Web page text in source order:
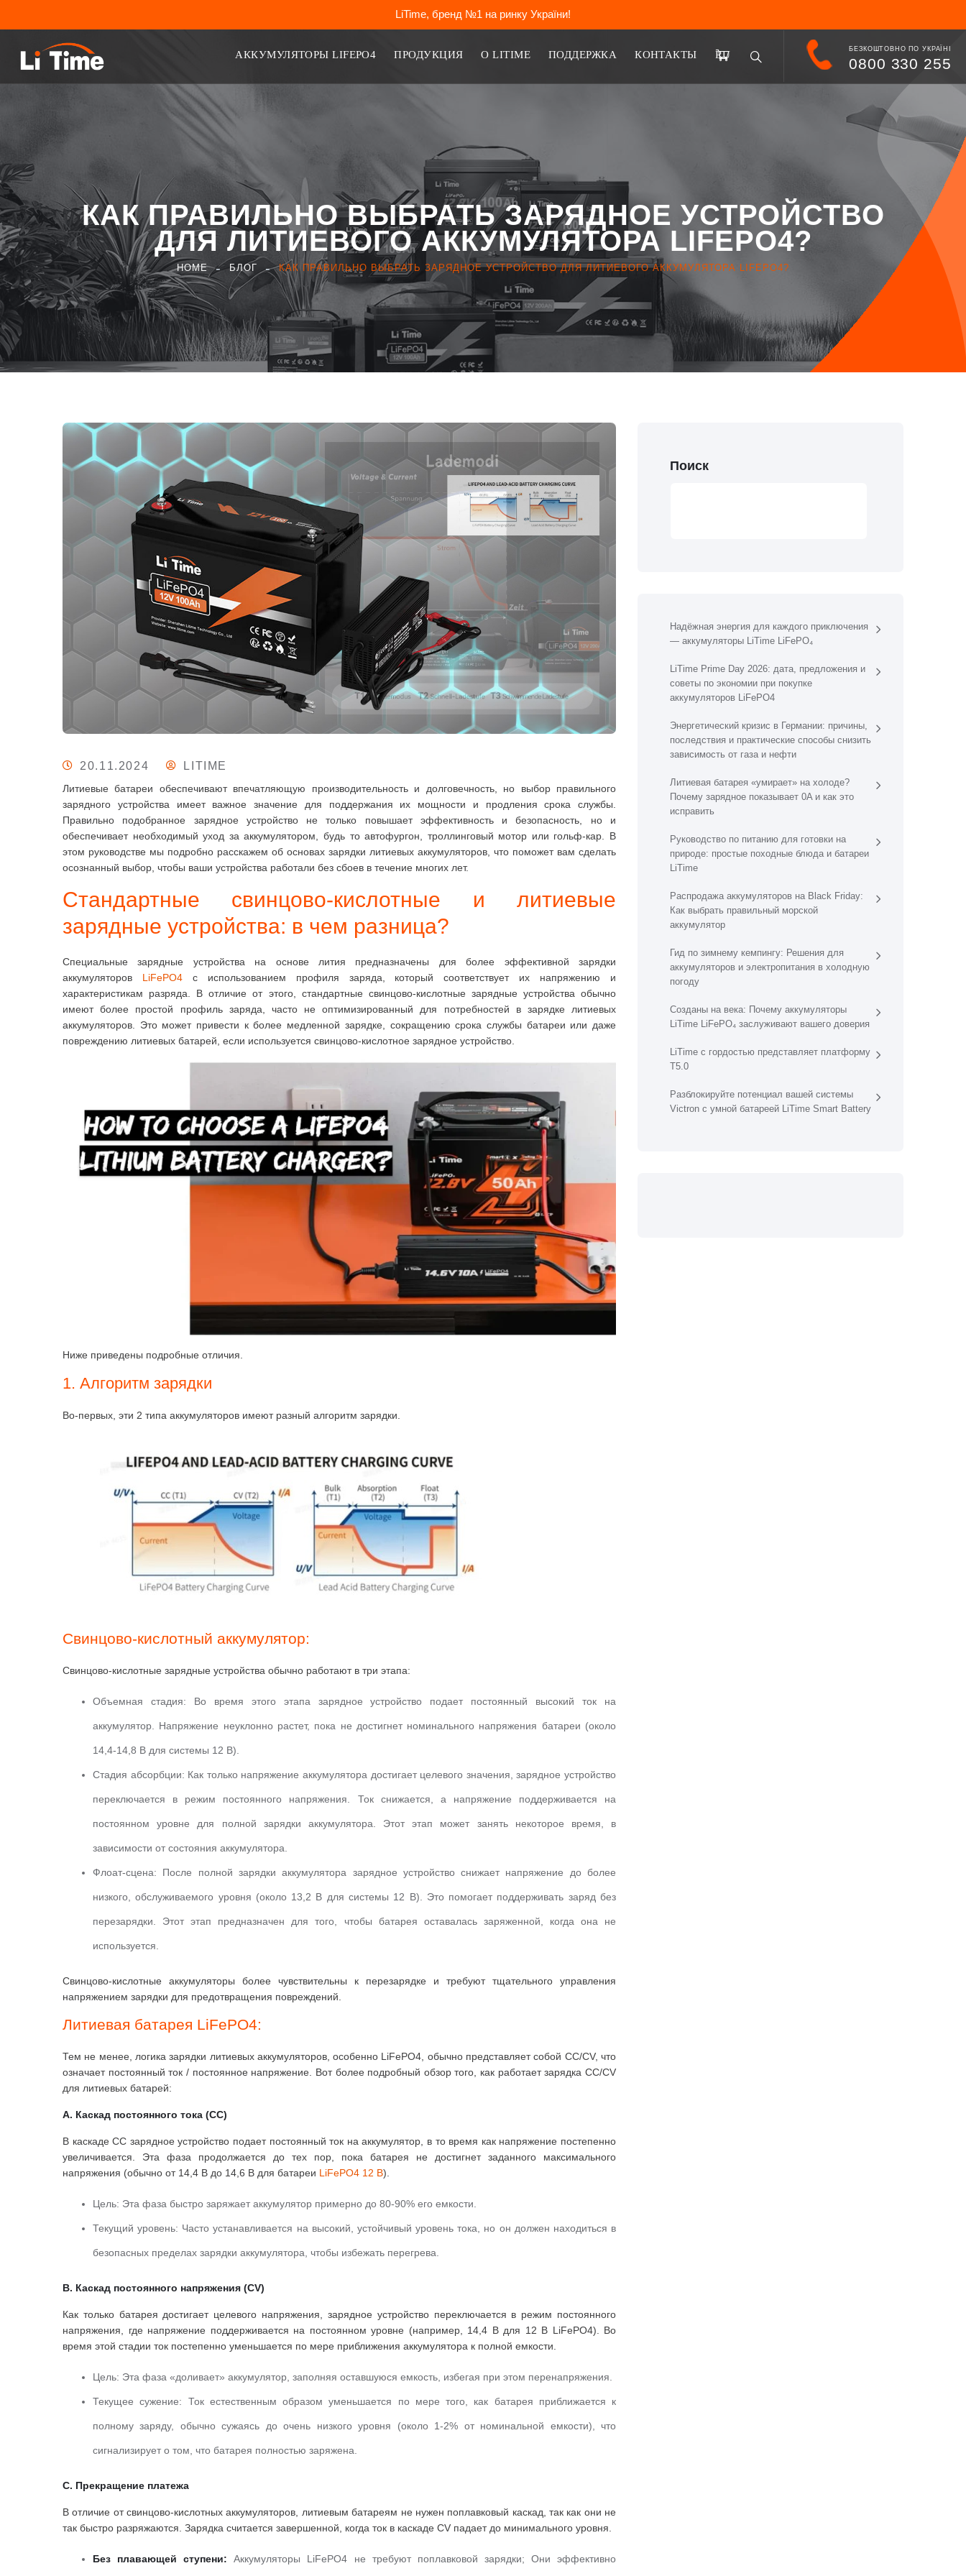
LiTime, бренд №1 на ринку України!
АККУМУЛЯТОРЫ LIFEPO4 ПРОДУКЦИЯ О LITIME ПОДДЕРЖКА КОНТАКТЫ RU БЕЗКОШТОВНО ПО УКРАЇНІ
0800 330 255
КАК ПРАВИЛЬНО ВЫБРАТЬ ЗАРЯДНОЕ УСТРОЙСТВО
ДЛЯ ЛИТИЕВОГО АККУМУЛЯТОРА LIFEPO4?
HOME БЛОГ КАК ПРАВИЛЬНО ВЫБРАТЬ ЗАРЯДНОЕ УСТРОЙСТВО ДЛЯ ЛИТИЕВОГО АККУМУЛЯТОРА LIFEPO4?
20.11.2024 LITIME
Литиевые батареи обеспечивают впечатляющую производительность и долговечность, но выбор правильного
зарядного устройства имеет важное значение для поддержания их мощности и продления срока службы.
Правильно подобранное зарядное устройство не только повышает эффективность и безопасность, но и
обеспечивает необходимый уход за аккумулятором, будь то автофургон, троллинговый мотор или гольф-кар . В
этом руководстве мы подробно расскажем об основах зарядки литиевых аккумуляторов, что поможет вам сделать
осознанный выбор, чтобы ваши устройства работали без сбоев в течение многих лет.
Стандартные свинцово-кислотные и литиевые
зарядные устройства: в чем разница?
Специальные зарядные устройства на основе лития предназначены для более эффективной зарядки
аккумуляторов LiFePO4с использованием профиля заряда, который соответствует их напряжению и
характеристикам разряда. В отличие от этого, стандартные свинцово-кислотные зарядные устройства обычно
имеют более простой профиль заряда, часто не оптимизированный для потребностей в зарядке литиевых
аккумуляторов. Это может привести к более медленной зарядке, сокращению срока службы батареи или даже
повреждению литиевых батарей, если используется свинцово-кислотное зарядное устройство.
Ниже приведены подробные отличия.
1. Алгоритм зарядки
Во-первых, эти 2 типа аккумуляторов имеют разный алгоритм зарядки.
Свинцово-кислотный аккумулятор:
Свинцово-кислотные зарядные устройства обычно работают в три этапа:
Объемная стадия: Во время этого этапа зарядное устройство подает постоянный высокий ток на
аккумулятор. Напряжение неуклонно растет, пока не достигнет номинального напряжения батареи (около
14,4-14,8 В для системы 12 В).
Стадия абсорбции: Как только напряжение аккумулятора достигает целевого значения, зарядное устройство
переключается в режим постоянного напряжения. Ток снижается, а напряжение поддерживается на
постоянном уровне для полной зарядки аккумулятора. Этот этап может занять некоторое время, в
зависимости от состояния аккумулятора.
Флоат-сцена: После полной зарядки аккумулятора зарядное устройство снижает напряжение до более
низкого, обслуживаемого уровня (около 13,2 В для системы 12 В). Это помогает поддерживать заряд без
перезарядки. Этот этап предназначен для того, чтобы батарея оставалась заряженной, когда она не
используется.
Свинцово-кислотные аккумуляторы более чувствительны к перезарядке и требуют тщательного управления
напряжением зарядки для предотвращения повреждений.
Литиевая батарея LiFePO4:
Тем не менее, логика зарядки литиевых аккумуляторов, особенно LiFePO4, обычно представляет собой CC/CV, что
означает постоянный ток / постоянное напряжение. Вот более подробный обзор того, как работает зарядка CC/CV
для литиевых батарей:
A. Каскад постоянного тока (CC)
В каскаде CC зарядное устройство подает постоянный ток на аккумулятор, в то время как напряжение постепенно
увеличивается. Эта фаза продолжается до тех пор, пока батарея не достигнет заданного максимального
напряжения (обычно от 14,4 В до 14,6 В для батареи LiFePO4 12 В).
Цель: Эта фаза быстро заряжает аккумулятор примерно до 80-90% его емкости.
Текущий уровень: Часто устанавливается на высокий, устойчивый уровень тока, но он должен находиться в
безопасных пределах зарядки аккумулятора, чтобы избежать перегрева.
B. Каскад постоянного напряжения (CV)
Как только батарея достигает целевого напряжения, зарядное устройство переключается в режим постоянного
напряжения, где напряжение поддерживается на постоянном уровне (например, 14,4 В для 12 В LiFePO4). Во
время этой стадии ток постепенно уменьшается по мере приближения аккумулятора к полной емкости.
Цель: Эта фаза «доливает» аккумулятор, заполняя оставшуюся емкость, избегая при этом перенапряжения.
Текущее сужение: Ток естественным образом уменьшается по мере того, как батарея приближается к
полному заряду, обычно сужаясь до очень низкого уровня (около 1-2% от номинальной емкости), что
сигнализирует о том, что батарея полностью заряжена.
C. Прекращение платежа
В отличие от свинцово-кислотных аккумуляторов, литиевым батареям не нужен поплавковый каскад, так как они не
так быстро разряжаются. Зарядка считается завершенной, когда ток в каскаде CV падает до минимального уровня.
Без плавающей ступени: Аккумуляторы LiFePO4 не требуют поплавковой зарядки; Они эффективно
Поиск
Надёжная энергия для каждого приключения
— аккумуляторы LiTime LiFePO₄
LiTime Prime Day 2026: дата, предложения и
советы по экономии при покупке
аккумуляторов LiFePO4
Энергетический кризис в Германии: причины,
последствия и практические способы снизить
зависимость от газа и нефти
Литиевая батарея «умирает» на холоде?
Почему зарядное показывает 0A и как это
исправить
Руководство по питанию для готовки на
природе: простые походные блюда и батареи
LiTime
Распродажа аккумуляторов на Black Friday:
Как выбрать правильный морской
аккумулятор
Гид по зимнему кемпингу: Решения для
аккумуляторов и электропитания в холодную
погоду
Созданы на века: Почему аккумуляторы
LiTime LiFePO₄ заслуживают вашего доверия
LiTime с гордостью представляет платформу
T5.0
Разблокируйте потенциал вашей системы
Victron с умной батареей LiTime Smart Battery